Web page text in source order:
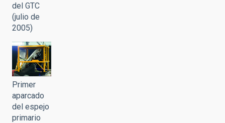
del GTC
(julio de
2005)
Primer
aparcado
del espejo
primario